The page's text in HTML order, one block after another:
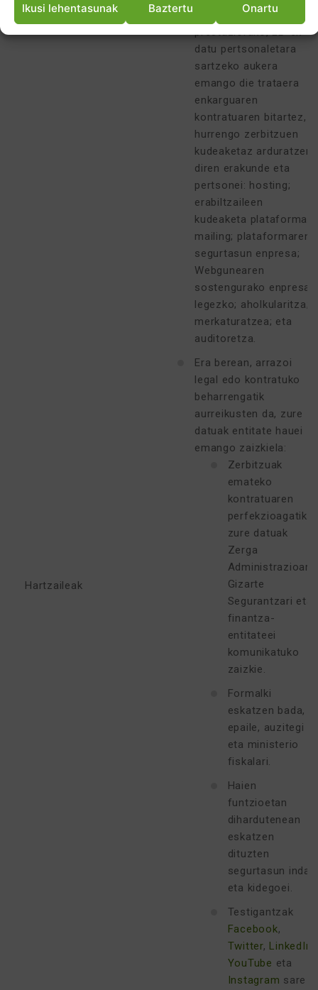
Onartu
Baztertu
Ikusi lehentasunak
Hartzaileak
zerbitzuen
prestaziorako, LB-ek
datu pertsonaletara
sartzeko aukera
emango die trataera
enkarguaren
kontratuaren bitartez,
hurrengo zerbitzuen
kudeaketaz arduratzen
diren erakunde eta
pertsonei: hosting;
erabiltzaileen
kudeaketa plataforma;
mailing; plataformaren
segurtasun enpresa;
Webgunearen
sostengurako enpresa;
legezko; aholkularitza;
merkaturatzea; eta
auditoretza.
Era berean, arrazoi
legal edo kontratuko
beharrengatik
aurreikusten da, zure
datuak entitate hauei
emango zaizkiela:
Zerbitzuak
emateko
kontratuaren
perfekzioagatik,
zure datuak
Zerga
Administrazioari,
Gizarte
Segurantzari eta
finantza-
entitateei
komunikatuko
zaizkie.
Formalki
eskatzen bada,
epaile, auzitegi
eta ministerio
fiskalari.
Haien
funtzioetan
dihardutenean
eskatzen
dituzten
segurtasun indar
eta kidegoei.
Testigantzak
Facebook,
Twitter, LinkedIn
YouTube eta
Instagram sare